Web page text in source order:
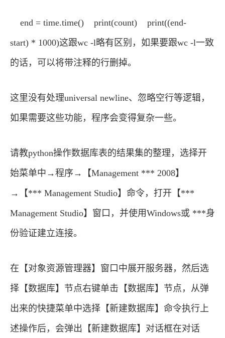
end = time.time() print(count) print((end-
start) * 1000)这跟wc -l略有区别，如果要跟wc -l一致
的话，可以将带注释的行删掉。
这里没有处理universal newline、忽略空行等逻辑，
如果需要这些功能，程序会变得复杂一些。
请教python操作数据库表的结果集的整理，选择开
始菜单中→程序→【Management *** 2008】
→【*** Management Studio】命令，打开【***
Management Studio】窗口，并使用Windows或 ***身
份验证建立连接。
在【对象资源管理器】窗口中展开服务器，然后选
择【数据库】节点右键单击【数据库】节点，从弹
出来的快捷菜单中选择【新建数据库】命令执行上
述操作后，会弹出【新建数据库】对话框在对话